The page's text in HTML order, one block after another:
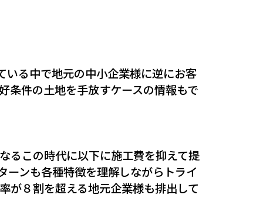
いる中で地元の中小企業様に逆にお客
条件の土地を手放すケースの情報もで
るこの時代に以下に施工費を抑えて提
ーンも各種特徴を理解しながらトライ
が８割を超える地元企業様も排出して